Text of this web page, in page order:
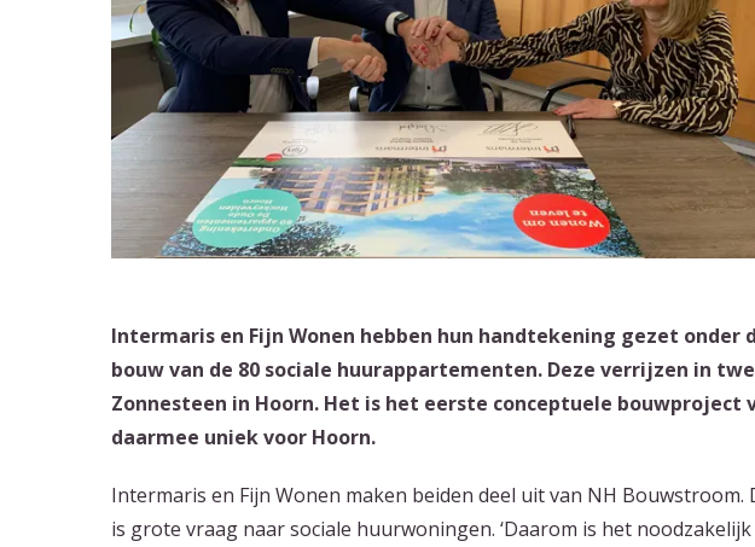
Intermaris en Fijn Wonen hebben hun handtekening gezet onder
bouw van de 80 sociale huurappartementen. Deze verrijzen in
Zonnesteen in Hoorn. Het is het eerste conceptuele bouwproject
daarmee uniek voor Hoorn.
Intermaris en Fijn Wonen maken beiden deel uit van NH
is grote vraag naar sociale huurwoningen. ‘Daarom is het